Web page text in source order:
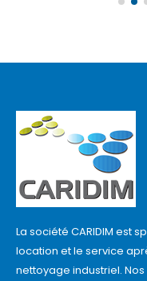
La société CARIDIM est
location et le service
nettoyage industriel.